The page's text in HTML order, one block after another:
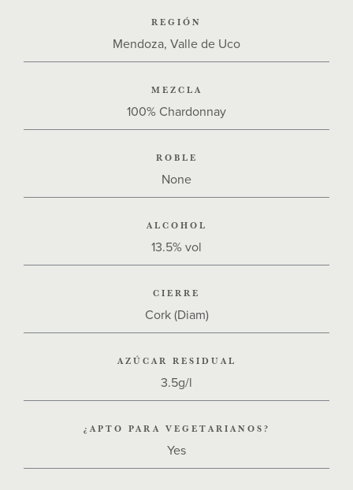
REGIÓN
Mendoza, Valle de Uco
MEZCLA
100% Chardonnay
ROBLE
None
ALCOHOL
13.5% vol
CIERRE
Cork (Diam)
AZÚCAR RESIDUAL
3.5g/l
¿APTO PARA VEGETARIANOS?
Yes